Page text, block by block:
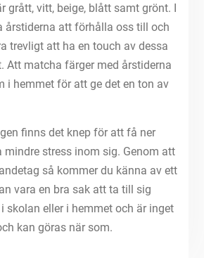
grått, vitt, beige, blått samt grönt. I
årstiderna att förhålla oss till och
trevligt att ha en touch av dessa
Att matcha färger med årstiderna
i hemmet för att ge det en ton av
finns det knep för att få ner
mindre stress inom sig. Genom att
så kommer du känna av ett
vara en bra sak att ta till sig
skolan eller i hemmet och är inget
kan göras när som.